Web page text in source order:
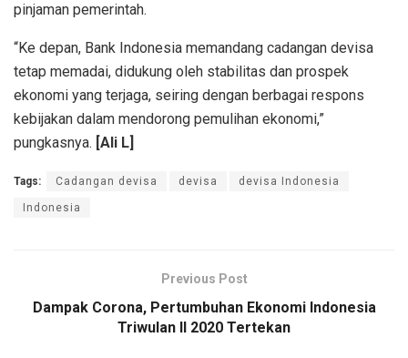
pinjaman pemerintah.
“Ke depan, Bank Indonesia memandang cadangan devisa
tetap memadai, didukung oleh stabilitas dan prospek
ekonomi yang terjaga, seiring dengan berbagai respons
kebijakan dalam mendorong pemulihan ekonomi,”
pungkasnya. [Ali L]
Tags: Cadangan devisa devisa devisa Indonesia
Indonesia
Previous Post
Dampak Corona, Pertumbuhan Ekonomi Indonesia
Triwulan II 2020 Tertekan